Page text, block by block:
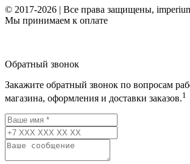
© 2017-2026 | Все права защищены,
Мы принимаем к оплате
Обратный звонок
Закажите обратный звонок по вопросам
магазина, оформления и доставки заказов.1